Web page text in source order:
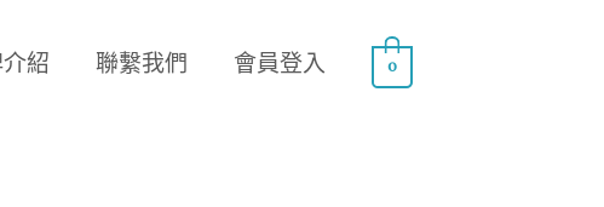
紹 聯繫我們 會員登入 0